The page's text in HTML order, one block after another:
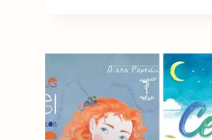
2021
(PARTEA
DOUA)